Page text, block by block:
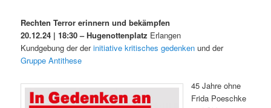
Rechten Terror erinnern und bekämpfen
20.12.24 | 18:30 – Hugenottenplatz Erlangen
Kundgebung der derinitiative kritisches gedenken und der
Gruppe Antithese
45 Jahre ohne
Frida Poeschke